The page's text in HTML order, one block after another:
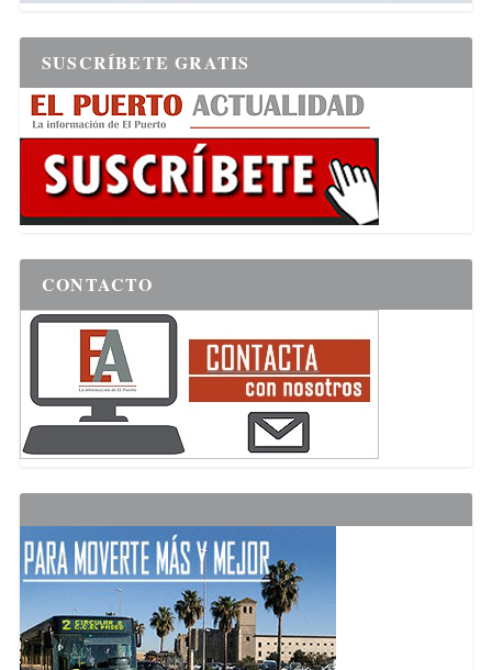
SUSCRÍBETE GRATIS
CONTACTO